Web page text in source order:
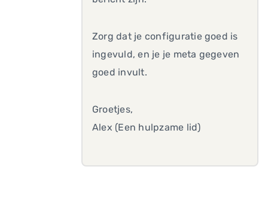
Zorg dat je configuratie goed is
ingevuld, en je je meta gegeven
goed invult.
Groetjes,
Alex (Een hulpzame lid)